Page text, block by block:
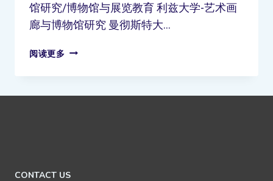
馆研究/博物馆与展览教育 利兹⼤学-艺术画
廊与博物馆研究 曼彻斯特⼤…
阅读更多
CONTACT US